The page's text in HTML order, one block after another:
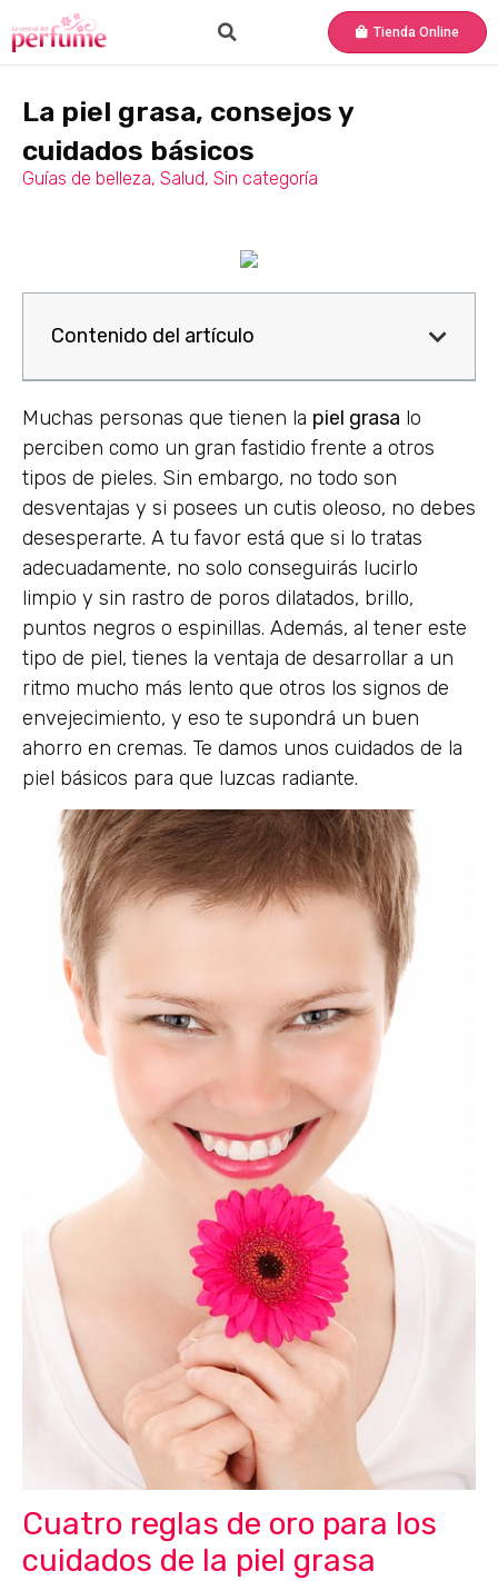
Tienda Online
La piel grasa, consejos y
cuidados básicos
Guías de belleza, Salud, Sin categoría
Contenido del artículo
Muchas personas que tienen la piel grasa lo
perciben como un gran fastidio frente a otros
tipos de pieles. Sin embargo, no todo son
desventajas y si posees un cutis oleoso, no debes
desesperarte. A tu favor está que si lo tratas
adecuadamente, no solo conseguirás lucirlo
limpio y sin rastro de poros dilatados, brillo,
puntos negros o espinillas. Además, al tener este
tipo de piel, tienes la ventaja de desarrollar a un
ritmo mucho más lento que otros los signos de
envejecimiento, y eso te supondrá un buen
ahorro en cremas. Te damos unos cuidados de la
piel básicos para que luzcas radiante.
Cuatro reglas de oro para los
cuidados de la piel grasa